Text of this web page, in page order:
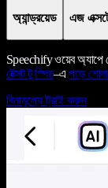
অ্যান্ড্রয়েড এজ
Speechify ওয়েব
টেক্সট টু স্পিচ–এপড়ে
বিনামূল্যে ট্রাই করুন